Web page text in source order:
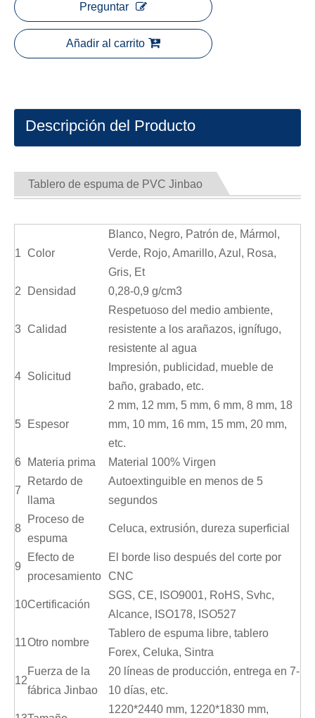
Preguntar
Añadir al carrito
Descripción del Producto
Tablero de espuma de PVC Jinbao
1 Color
Blanco, Negro, Patrón de, Mármol,
Verde, Rojo, Amarillo, Azul, Rosa,
Gris, Et
2
Densidad 0,28-0,9 g/cm3
3 Calidad
Respetuoso del medio ambiente,
resistente a los arañazos, ignífugo,
resistente al agua
4 Solicitud
Impresión, publicidad, mueble de
baño, grabado, etc.
5 Espesor
2 mm, 12 mm, 5 mm, 6 mm, 8 mm, 18
mm, 10 mm, 16 mm, 15 mm, 20 mm,
etc.
6
Materia prima Material 100% Virgen
7
Retardo de
llama
Autoextinguible en menos de 5
segundos
8
Proceso de
espuma
Celuca, extrusión, dureza superficial
9
Efecto de
procesamiento
El borde liso después del corte por
CNC
10Certificación
SGS, CE, ISO9001, RoHS, Svhc,
Alcance, ISO178, ISO527
11Otro nombre
Tablero de espuma libre, tablero
Forex, Celuka, Sintra
12
Fuerza de la
fábrica Jinbao
20 líneas de producción, entrega en 7-
10 días, etc.
1220*2440 mm, 1220*1830 mm,